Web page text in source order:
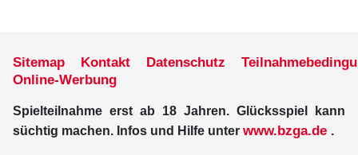
Sitemap Kontakt Datenschutz
Online-Werbung
Spielteilnahme erst ab 18 Jahren. Glücksspiel kann
süchtig machen. Infos und Hilfe unter www.bzga.de .